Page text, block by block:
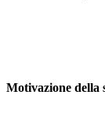
Motivazione della